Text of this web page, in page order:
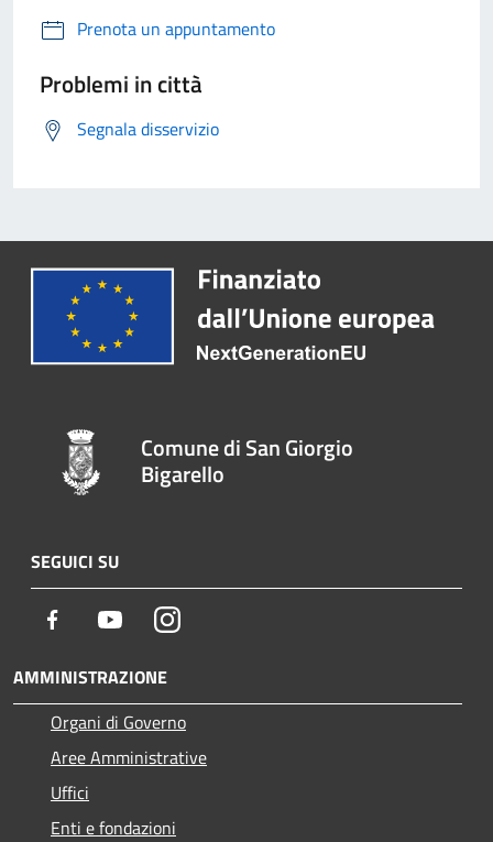
Prenota un appuntamento
Problemi in città
Segnala disservizio
Comune di San Giorgio
Bigarello
SEGUICI SU
Facebook YoutubeInstagram
AMMINISTRAZIONE
Organi di Governo
Aree Amministrative
Uffici
Enti e fondazioni